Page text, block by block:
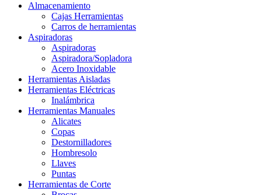
Almacenamiento
Cajas Herramientas
Carros de herramientas
Aspiradoras
Aspiradoras
Aspiradora/Sopladora
Acero Inoxidable
Herramientas Aisladas
Herramientas Eléctricas
Inalámbrica
Herramientas Manuales
Alicates
Copas
Destornilladores
Hombresolo
Llaves
Puntas
Herramientas de Corte